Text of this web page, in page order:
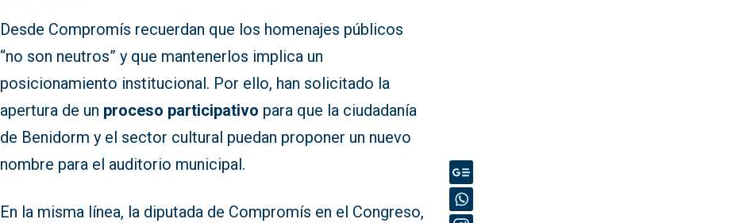
Desde Compromís recuerdan que los homenajes públicos
“no son neutros” y que mantenerlos implica un
posicionamiento institucional. Por ello, han solicitado la
apertura de un proceso participativo para que la ciudadanía
de Benidorm y el sector cultural puedan proponer un nuevo
nombre para el auditorio municipal.
En la misma línea, la diputada de Compromís en el Congreso,